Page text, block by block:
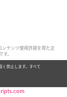
テンツ使用許諾を得た正
。
禁止します。すべて